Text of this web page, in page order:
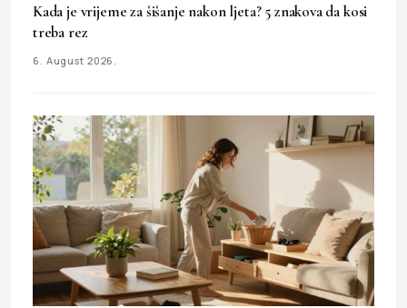
Kada je vrijeme za šišanje nakon ljeta? 5 znakova da kosi
treba rez
6. August 2026.